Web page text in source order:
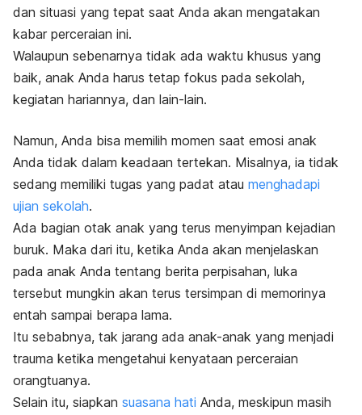
dan situasi yang tepat saat Anda akan mengatakan
kabar perceraian ini.
Walaupun sebenarnya tidak ada waktu khusus yang
baik, anak Anda harus tetap fokus pada sekolah,
kegiatan hariannya, dan lain-lain.
Namun, Anda bisa memilih momen saat emosi anak
Anda tidak dalam keadaan tertekan. Misalnya, ia tidak
sedang memiliki tugas yang padat atau menghadapi
ujian sekolah.
Ada bagian otak anak yang terus menyimpan kejadian
buruk. Maka dari itu, ketika Anda akan menjelaskan
pada anak Anda tentang berita perpisahan, luka
tersebut mungkin akan terus tersimpan di memorinya
entah sampai berapa lama.
Itu sebabnya, tak jarang ada anak-anak yang menjadi
trauma ketika mengetahui kenyataan perceraian
orangtuanya.
Selain itu, siapkan suasana hati Anda, meskipun masih